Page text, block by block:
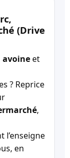
(Drive
avoineet
? Reprice
,
l’enseigne
en